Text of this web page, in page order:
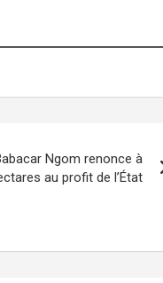
Ngom renonce à
au profit de l’État